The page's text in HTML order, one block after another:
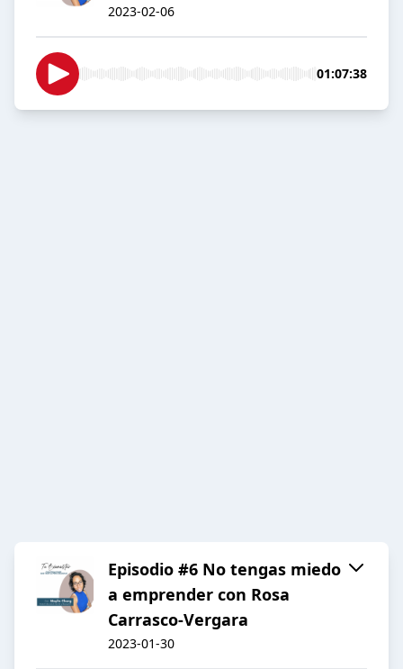
2023-02-06
01:07:38
Episodio #6 No tengas miedo
a emprender con Rosa
Carrasco-Vergara
2023-01-30